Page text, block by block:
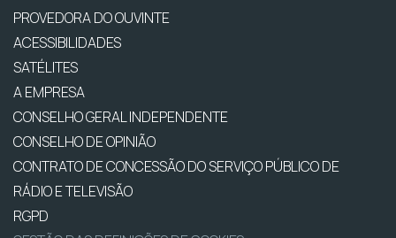
PROVEDORA DO OUVINTE
ACESSIBILIDADES
SATÉLITES
A EMPRESA
CONSELHO GERAL INDEPENDENTE
CONSELHO DE OPINIÃO
CONTRATO DE CONCESSÃO DO SERVIÇO PÚBLICO DE
RÁDIO E TELEVISÃO
RGPD